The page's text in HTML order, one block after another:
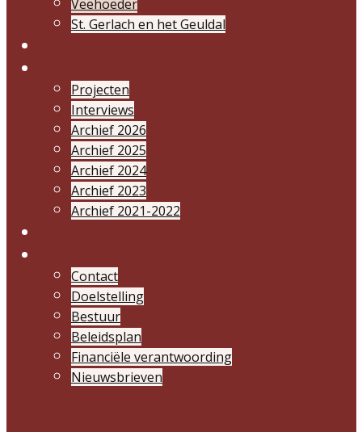
Veehoeder
St. Gerlach en het Geuldal
Projecten
Interviews
Archief 2026
Archief 2025
Archief 2024
Archief 2023
Archief 2021-2022
Contact
Doelstelling
Bestuur
Beleidsplan
Financiële verantwoording
Nieuwsbrieven